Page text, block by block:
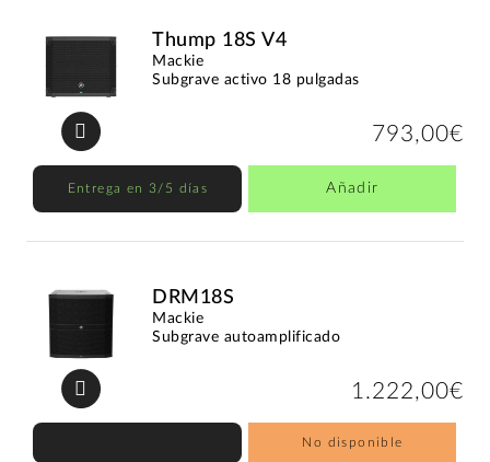
Thump 18S V4
Mackie
Subgrave activo 18 pulgadas
793,00€
Entrega en 3/5 días Añadir
DRM18S
Mackie
Subgrave autoamplificado
1.222,00€
No disponible